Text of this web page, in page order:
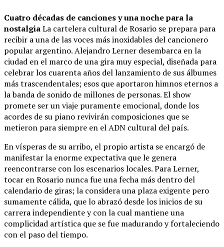
Cuatro décadas de canciones y una noche para la
nostalgiaLa cartelera cultural de Rosario se prepara para
recibir a una de las voces más inoxidables del cancionero
popular argentino. Alejandro Lerner desembarca en la
ciudad en el marco de una gira muy especial, diseñada para
celebrar los cuarenta años del lanzamiento de sus álbumes
más trascendentales; esos que aportaron himnos eternos a
la banda de sonido de millones de personas. El show
promete ser un viaje puramente emocional, donde los
acordes de su piano revivirán composiciones que se
metieron para siempre en el ADN cultural del país.
En vísperas de su arribo, el propio artista se encargó de
manifestar la enorme expectativa que le genera
reencontrarse con los escenarios locales. Para Lerner,
tocar en Rosario nunca fue una fecha más dentro del
calendario de giras; la considera una plaza exigente pero
sumamente cálida, que lo abrazó desde los inicios de su
carrera independiente y con la cual mantiene una
complicidad artística que se fue madurando y fortaleciendo
con el paso del tiempo.